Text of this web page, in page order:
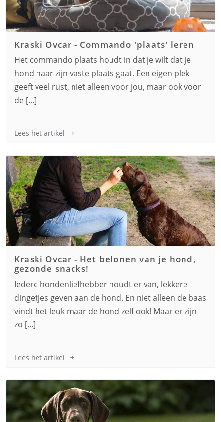
Kraski Ovcar - Commando 'plaats' leren
Het commando plaats houdt in dat je wilt dat je
hond naar zijn vaste plaats gaat. Een eigen plek
geeft veel rust, niet alleen voor jou, maar ook voor
de [...]
Lees het artikel
Kraski Ovcar - Het belonen van je hond,
gezonde snacks!
Iedere hondenliefhebber houdt er van, lekkere
dingetjes geven aan de hond. En niet alleen de baas
vindt het leuk maar de hond zelf ook! Maar er zijn
zo [...]
Lees het artikel